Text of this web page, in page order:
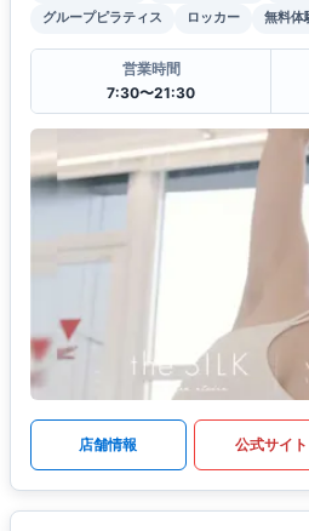
グループピラティス
ロッカー 無料体
営業時間
7:30〜21:30
店舗情報 公式サイト